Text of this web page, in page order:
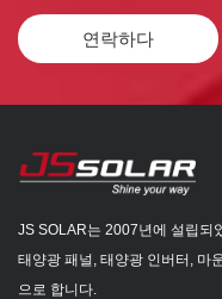
연락하다
JS SOLAR는 2007년에 설립되
태양광 패널, 태양광 인버터, 마
으로 합니다.